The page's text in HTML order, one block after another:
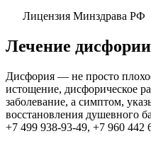
Лицензия Минздрава РФ
Лечение
Дисфория — не просто
истощение, дисфорическое
заболевание, а симптом,
восстановления душевного
+7 499 938-93-49, +7 960 442